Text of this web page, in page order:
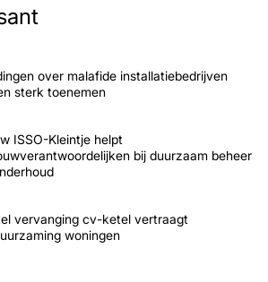
over malafide installatiebedrijven
sterk toenemen
ISSO-Kleintje helpt
bij duurzaam beheer
vervanging cv-ketel vertraagt
woningen